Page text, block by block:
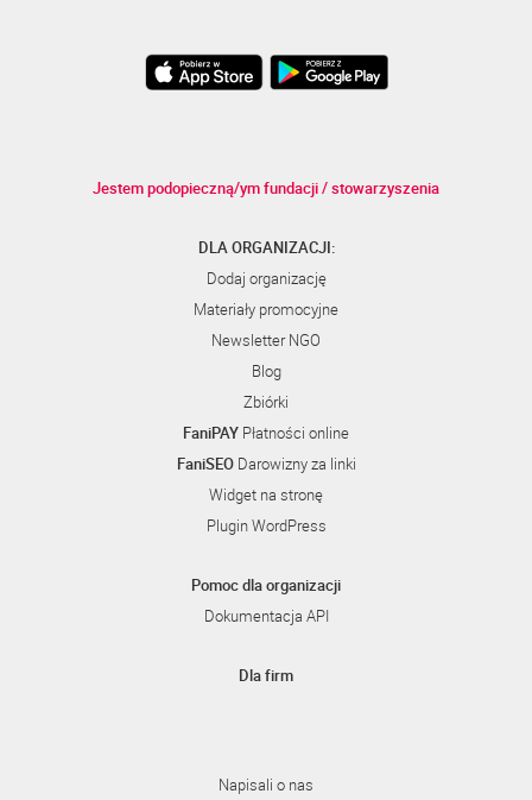
Jestem podopieczną/ym fundacji / stowarzyszenia
DLA ORGANIZACJI:
Dodaj organizację
Materiały promocyjne
Newsletter NGO
Blog
Zbiórki
FaniPAY Płatności online
FaniSEODarowizny za linki
Widget na stronę
Plugin WordPress
Pomoc dla organizacji
Dokumentacja API
Dla firm
Napisali o nas